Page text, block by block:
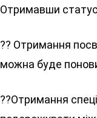
Отримавши
?? Отримання
можна буде
??Отримання